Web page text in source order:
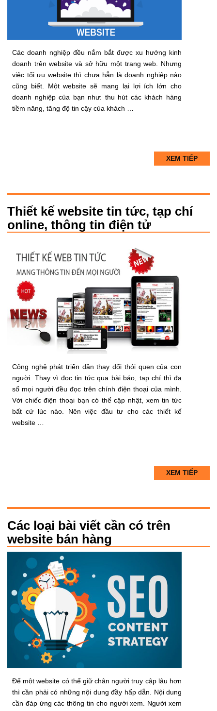
Các doanh nghiệp đều nắm bắt được xu hướng kinh
doanh trên website và sở hữu một trang web. Nhưng
việc tối ưu website thì chưa hẳn là doanh nghiệp nào
cũng biết. Một website sẽ mang lại lợi ích lớn cho
doanh nghiệp của bạn như: thu hút các khách hàng
tiềm năng, tăng độ tin cậy của khách …
XEM TIẾP
Thiết kế website tin tức, tạp chí
online, thông tin điện tử
Công nghệ phát triển dần thay đổi thói quen của con
người. Thay vì đọc tin tức qua bài báo, tạp chí thì đa
số mọi người đều đọc trên chính điện thoại của mình.
Với chiếc điện thoại bạn có thể cập nhật, xem tin tức
bất cứ lúc nào. Nên việc đầu tư cho các thiết kế
website …
XEM TIẾP
Các loại bài viết cần có trên
website bán hàng
Để một website có thể giữ chân người truy cập lâu hơn
thì cần phải có những nội dung đầy hấp dẫn. Nội dung
cần đáp ứng các thông tin cho người xem. Người xem